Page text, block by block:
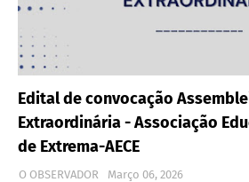
Edital de convocação
Extraordinária - Associação
de Extrema-AECE
O OBSERVADOR
Março 06, 2026